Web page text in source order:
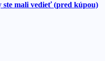
mali vedieť (pred kúpou)